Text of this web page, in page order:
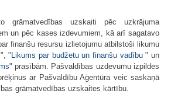
grāmatvedības uzskaiti pēc uzkrājuma
un pēc kases izdevumiem, kā arī sagatavo
finanšu resursu izlietojumu atbilstoši likumu
", "Likums par budžetu un finanšu vadību" un
" prasībām. Pašvaldības uzdevumu izpildes
ar Pašvaldību Aģentūra veic saskaņā
grāmatvedības uzskaites kārtību.